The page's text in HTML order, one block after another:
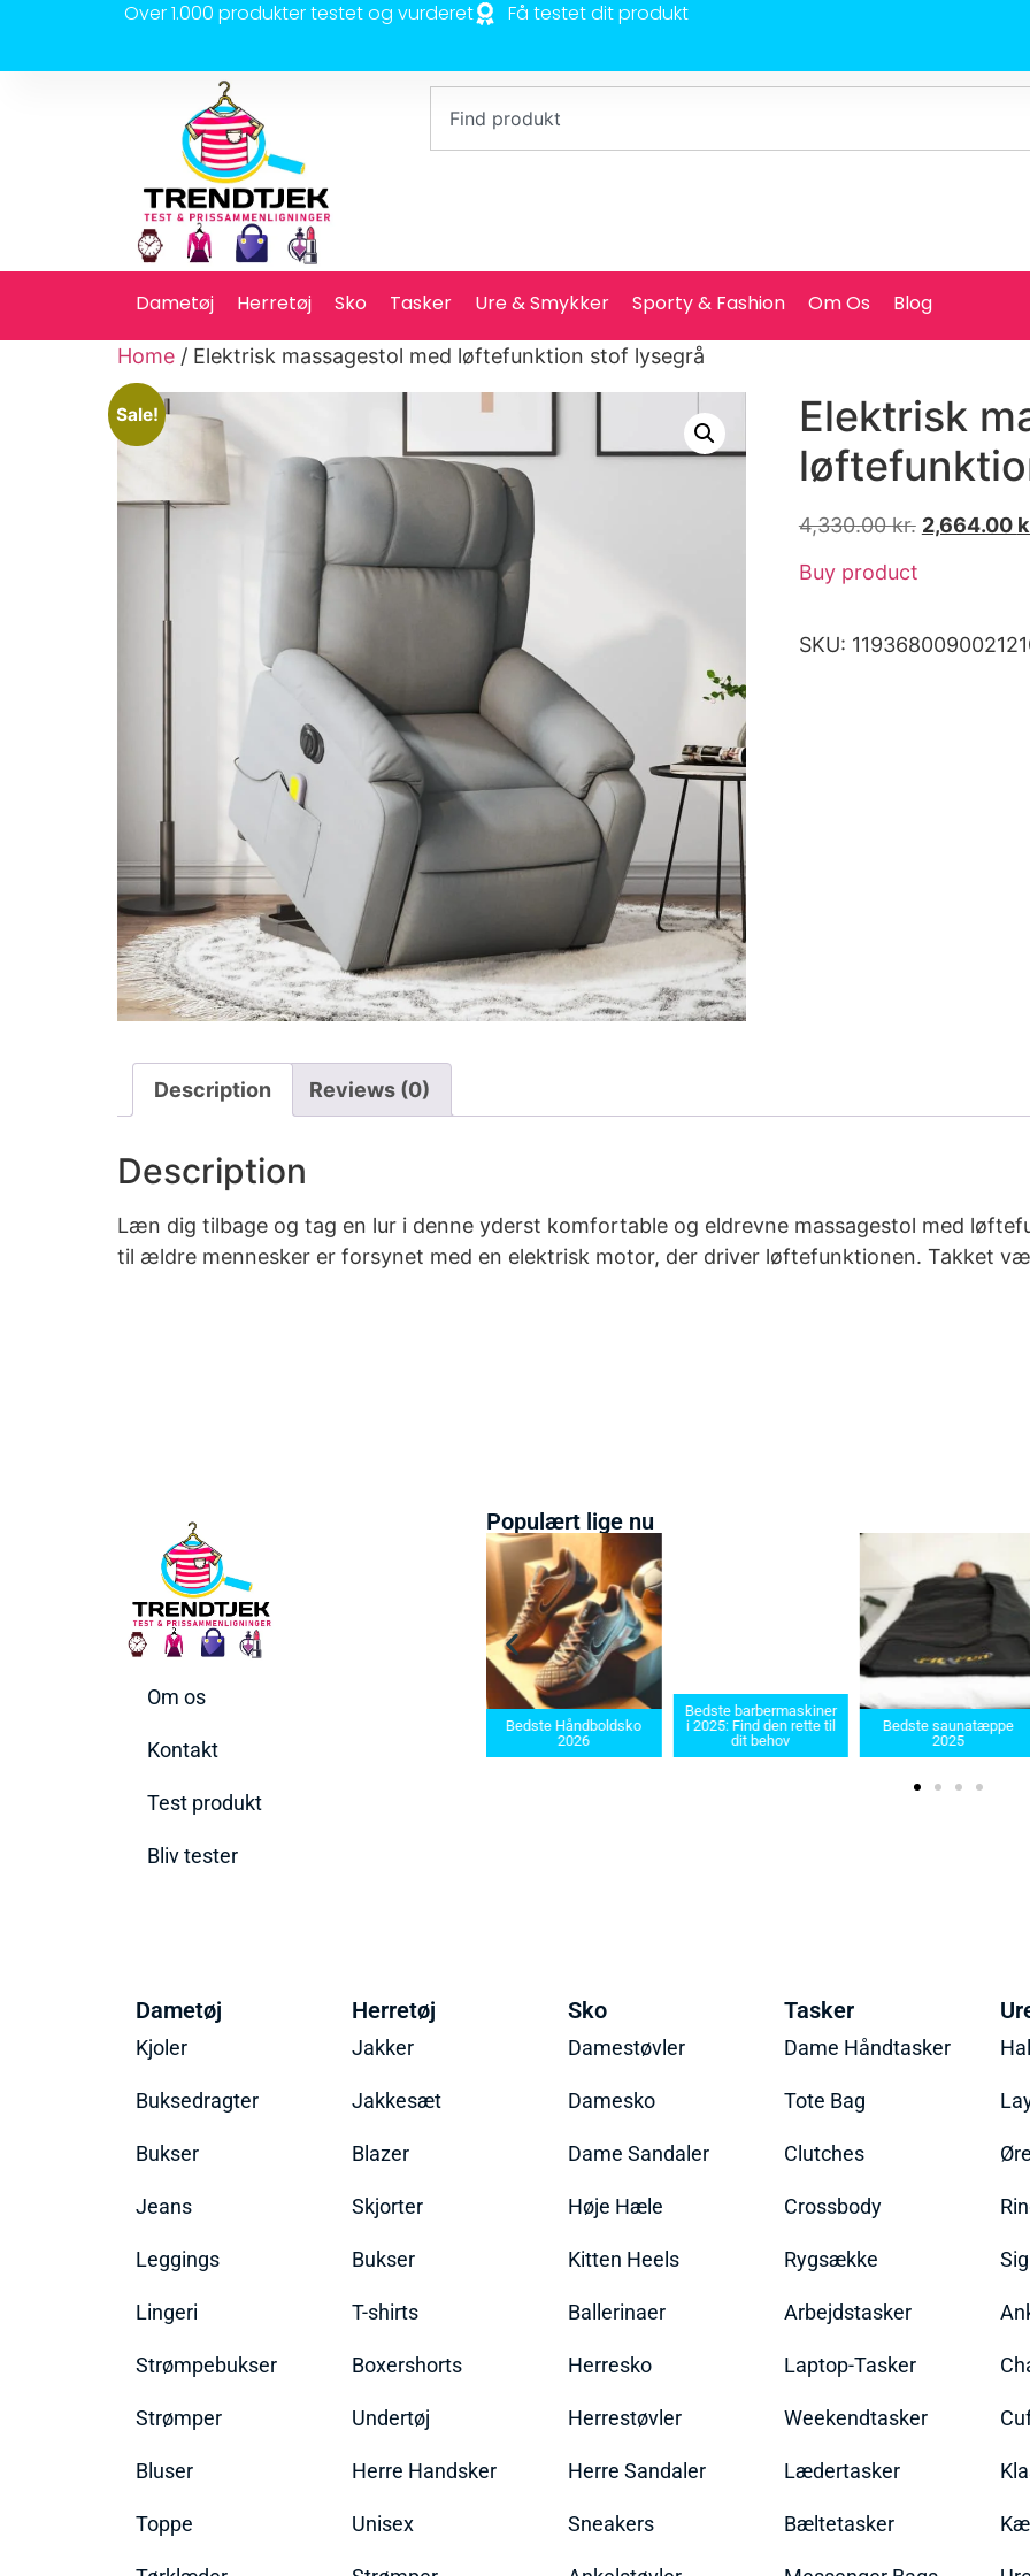
Over 1.000 produkter testet og vurderet Få testet dit produkt
Dametøj Herretøj Sko Tasker Ure & Smykker Sporty & Fashion Om Os Blog
Home / Elektrisk massagestol med løftefunktion stof lysegrå
Sale!
Elektrisk
4,330.00kr. 2,664.00
Buy product
SKU:
Description Reviews (0)
Description
Læn dig tilbage og tag en lur i denne yderst komfortable og eldrevne massagestol med
til ældre mennesker er forsynet med en elektrisk motor, der driver løftefunktionen. Takket
Om os
Kontakt
Test produkt
Bliv tester
Populært lige nu
2025
Bedste Håndboldsko
2026
Bedste barbermaskiner
i 2025: Find den rette til
dit behov
Bedste saunatæppe
2025
Dametøj
Kjoler
Buksedragter
Bukser
Jeans
Leggings
Lingeri
Strømpebukser
Strømper
Bluser
Toppe
Herretøj
Jakker
Jakkesæt
Blazer
Skjorter
Bukser
T-shirts
Boxershorts
Undertøj
Herre Handsker
Unisex
Sko
Damestøvler
Damesko
Dame Sandaler
Høje Hæle
Kitten Heels
Ballerinaer
Herresko
Herrestøvler
Herre Sandaler
Sneakers
Tasker
Dame Håndtasker
Tote Bag
Clutches
Crossbody
Rygsække
Arbejdstasker
Laptop-Tasker
Weekendtasker
Lædertasker
Bæltetasker